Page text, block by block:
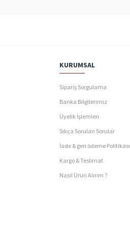
KURUMSAL
Sipariş Sorgulama
Banka Bilgilerimiz
Üyelik İşlemleri
Sıkça Sorulan Sorular
İade & geri ödeme Politikası
Kargo & Teslimat
Nasıl Ürün Alırım ?